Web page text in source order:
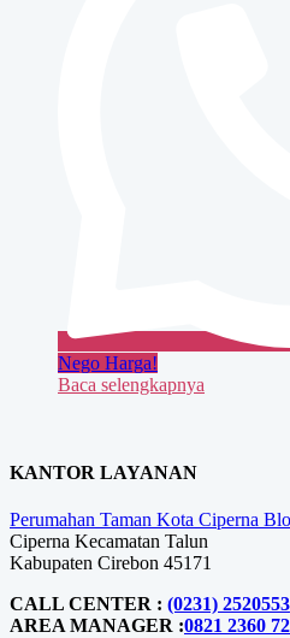
Nego Harga!
Baca selengkapnya
KANTOR LAYANAN
Perumahan Taman Kota Ciperna
Ciperna Kecamatan Talun
Kabupaten Cirebon 45171
CALL CENTER : (0231) 2520553
AREA MANAGER :0821 2360